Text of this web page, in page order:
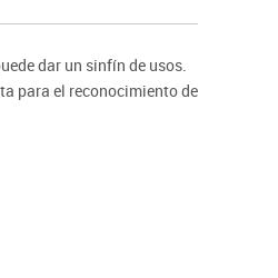
dar un sinfín de usos.
para el reconocimiento de